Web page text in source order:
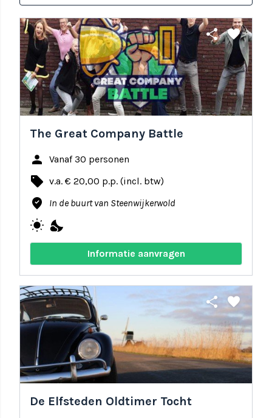
share favorite
The Great Company Battle
person Vanaf 30 personen
local_offer v.a. € 20,00 p.p. (incl. btw)
where_to_vote In de buurt van Steenwijkerwold
wb_sunny nights_stay
Informatie aanvragen
share favorite
De Elfsteden Oldtimer Tocht